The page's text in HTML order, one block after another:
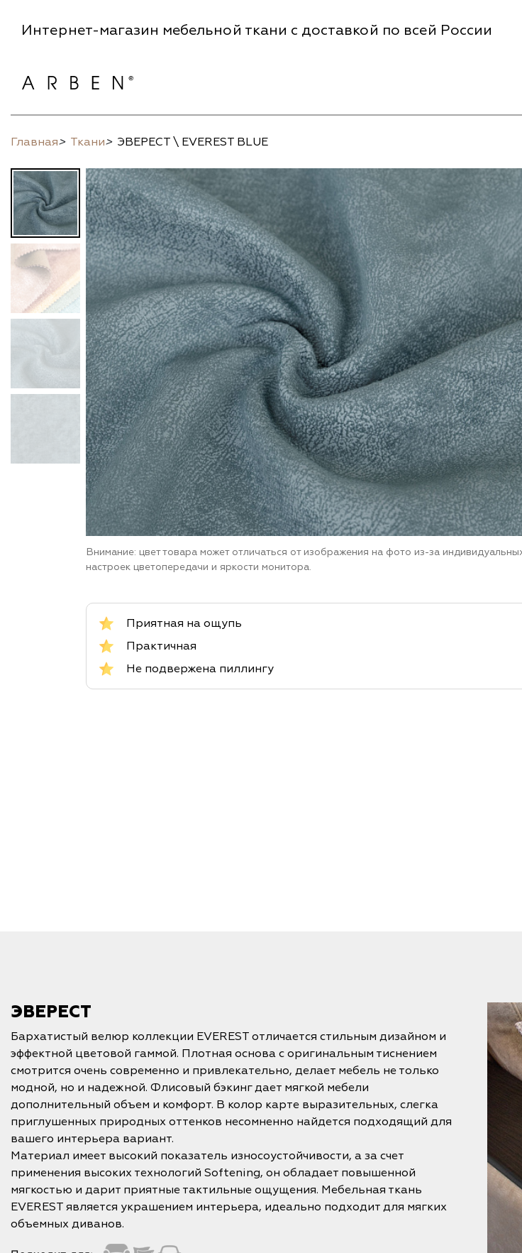
Интернет-магазин мебельной ткани с доставкой по всей России
Главная> Ткани> ЭВЕРЕСТ \ EVEREST BLUE
Внимание: цвет товара может отличаться от изображения на фото из-за
настроек цветопередачи и яркости монитора.
Приятная на ощупь
Практичная
Не подвержена пиллингу
ЭВЕРЕСТ
Бархатистый велюр коллекции EVEREST отличается стильным дизайном и
эффектной цветовой гаммой. Плотная основа с оригинальным тиснением
смотрится очень современно и привлекательно, делает мебель не только
модной, но и надежной. Флисовый бэкинг дает мягкой мебели
дополнительный объем и комфорт. В колор карте выразительных, слегка
приглушенных природных оттенков несомненно найдется подходящий для
вашего интерьера вариант.
Материал имеет высокий показатель износоустойчивости, а за счет
применения высоких технологий Softening, он обладает повышенной
мягкостью и дарит приятные тактильные ощущения. Мебельная ткань
EVEREST является украшением интерьера, идеально подходит для мягких
объемных диванов.